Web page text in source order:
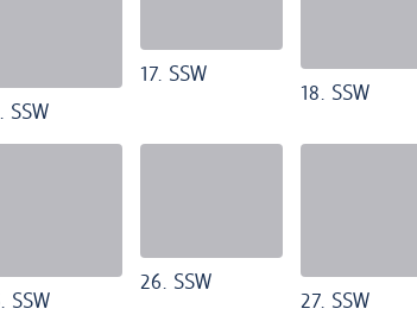
SSW
17. SSW
18. SSW
SSW
26. SSW
27. SSW